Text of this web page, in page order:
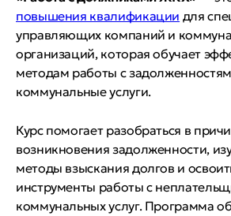
повышения квалификации для
управляющих компаний и
организаций, которая обучает
методам работы с
коммунальные услуги.
Курс помогает разобраться в
возникновения задолженности,
методы взыскания долгов и
инструменты работы с
коммунальных услуг. Программа